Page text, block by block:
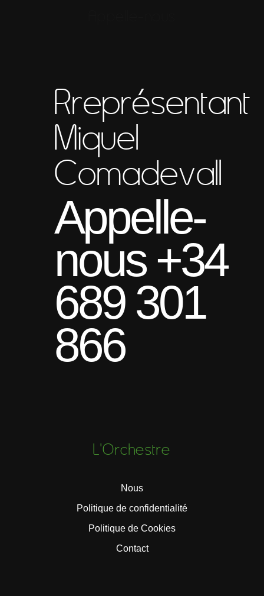
Rreprésentant
Miquel
Comadevall
Appelle-
nous +34
689 301
866
L'Orchestre
Nous
Politique de confidentialité
Politique de Cookies
Contact